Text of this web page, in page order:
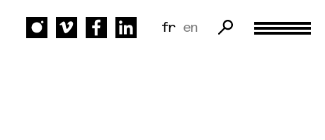
fr en